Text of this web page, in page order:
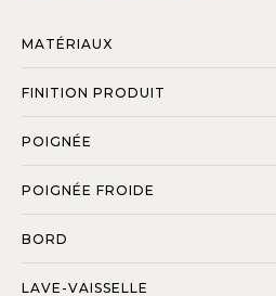
MATÉRIAUX
FINITION PRODUIT
POIGNÉE
POIGNÉE FROIDE
BORD
LAVE-VAISSELLE